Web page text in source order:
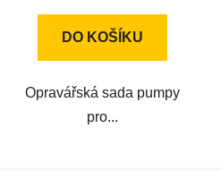
DO KOŠÍKU
Opravářská sada pumpy
pro...